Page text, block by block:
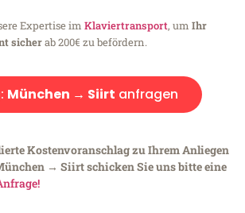
Expertise im Klaviertransport, um Ihr
sicherab 200€ zu befördern.
München → Siirt anfragen
Kostenvoranschlag zu Ihrem Anliegen
→ Siirt schicken Sie uns bitte eine